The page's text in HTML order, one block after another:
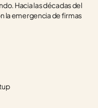
Hacia las décadas del
la emergencia de firmas